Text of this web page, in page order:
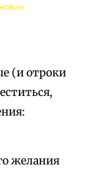
(и отроки
желания